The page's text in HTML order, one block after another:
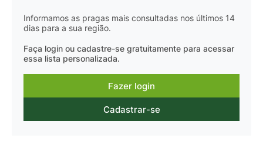
Informamos as pragas mais consultadas nos últimos 14
dias para a sua região.
Faça login ou cadastre-se gratuitamente para acessar
essa lista personalizada.
Fazer login
Cadastrar-se